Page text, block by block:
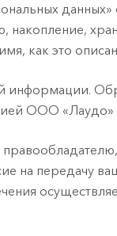
данных»
как это
ООО «Лаудо»
на передачу